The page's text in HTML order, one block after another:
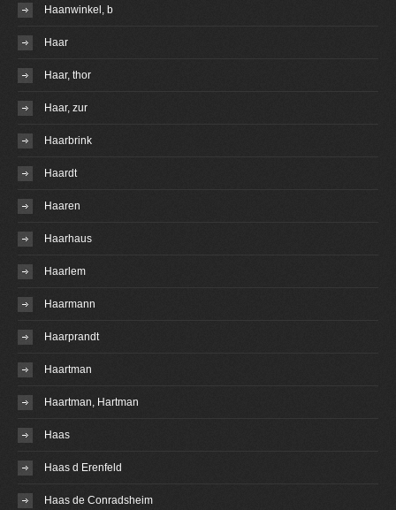
Haanwinkel, b
Haar
Haar, thor
Haar, zur
Haarbrink
Haardt
Haaren
Haarhaus
Haarlem
Haarmann
Haarprandt
Haartman
Haartman, Hartman
Haas
Haas d Erenfeld
Haas de Conradsheim